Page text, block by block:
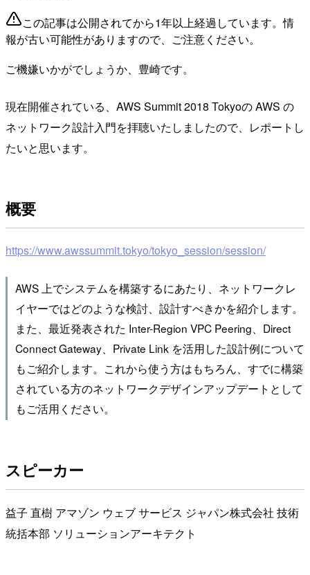
この記事は公開されてから1年以上経過しています。情
報が古い可能性がありますので、ご注意ください。
ご機嫌いかがでしょうか、豊崎です。
現在開催されている、AWS Summit 2018 Tokyoの AWS の
ネットワーク設計入門を拝聴いたしましたので、レポートし
たいと思います。
概要
https://www.awssummit.tokyo/tokyo_session/session/
AWS 上でシステムを構築するにあたり、ネットワークレ
イヤーではどのような検討、設計すべきかを紹介します。
また、最近発表された Inter-Region VPC Peering、Direct
Connect Gateway、Private Link を活用した設計例について
もご紹介します。これから使う方はもちろん、すでに構築
されている方のネットワークデザインアップデートとして
もご活用ください。
スピーカー
益子 直樹 アマゾン ウェブ サービス ジャパン株式会社 技術
統括本部 ソリューションアーキテクト